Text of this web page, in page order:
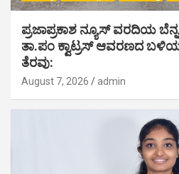
ಪ್ರಜಾಪ್ರಕಾಶ ನ್ಯೂಸ್ ವರದಿಯ
ತಾ.ಪಂ ಕ್ವಾಟ್ರಸ್ ಆವರಣದ
ತೆರವು:
August 7, 2026 admin